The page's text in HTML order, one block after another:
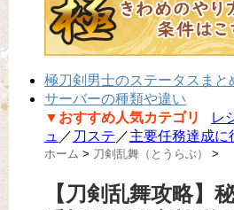
極刀剣男士のステータスまと
サーバーの種類や違い
▼おすすめ人気カテゴリ
レ
ュ ／ 刀ステ ／主要任務達成に
ホーム > 刀剣乱舞（とうらぶ） >
【刀剣乱舞攻略】